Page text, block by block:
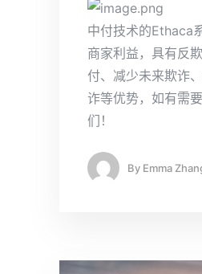
中付技术的Ethaca
商家利益，具有反
付、减少未来欺诈
诈等优势，如有需
们！
By Emma